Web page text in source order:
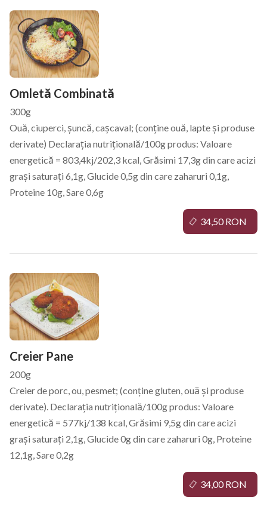
Omletă Combinată
300g
Ouă, ciuperci, șuncă, cașcaval; (conține ouă, lapte și produse
derivate) Declarația nutrițională/100g produs: Valoare
energetică = 803,4kj/202,3 kcal, Grăsimi 17,3g din care acizi
grași saturați 6,1g, Glucide 0,5g din care zaharuri 0,1g,
Proteine 10g, Sare 0,6g
Creier Pane
200g
Creier de porc, ou, pesmet; (conține gluten, ouă și produse
derivate). Declarația nutrițională/100g produs: Valoare
energetică = 577kj/138 kcal, Grăsimi 9,5g din care acizi
grași saturați 2,1g, Glucide 0g din care zaharuri 0g, Proteine
12,1g, Sare 0,2g